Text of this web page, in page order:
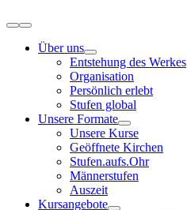
Toggle
NavigationÜber uns
Entstehung des Werkes
Organisation
Persönlich erlebt
Stufen global
Unsere Formate
Unsere Kurse
Geöffnete Kirchen
Stufen.aufs.Ohr
Männerstufen
Auszeit
Kursangebote